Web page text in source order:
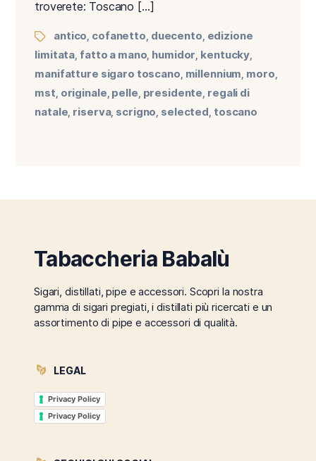
troverete: Toscano […]
antico cofanetto duecento edizione
limitata fatto a mano humidor kentucky
manifatture sigaro toscano millennium moro
mst originale pelle presidente regali di
natale riserva, scrigno selected toscano
Tabaccheria Babalù
Sigari, distillati, pipe e accessori. Scopri la nostra
gamma di sigari pregiati, i distillati più ricercati e un
assortimento di pipe e accessori di qualità.
LEGAL
Privacy Policy
Privacy Policy